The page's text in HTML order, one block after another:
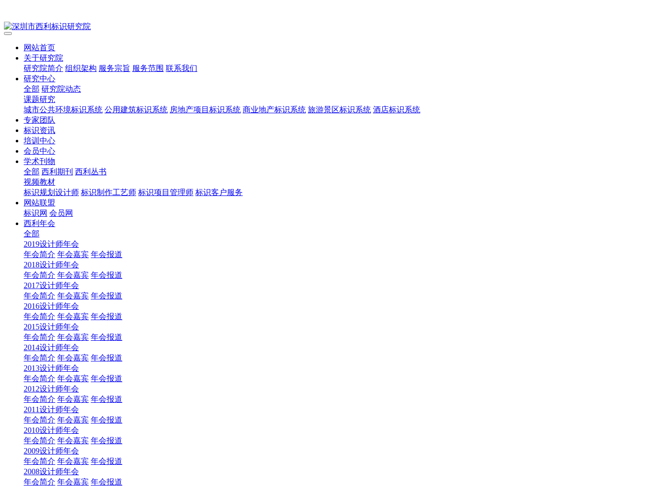
网站首页
关于研究院
研究院简介 组织架构 服务宗旨 服务范围 联系我们
研究中心
全部 研究院动态
课题研究
城市公共环境标识系统 公用建筑标识系统 房地产项目标识系统 商业地产标识系统 旅游景区标识系统 酒店标识系统
专家团队
标识资讯
培训中心
会员中心
学术刊物
全部 西利期刊 西利丛书
视频教材
标识规划设计师 标识制作工艺师 标识项目管理师 标识客户服务
网站联盟
标识网 会员网
西利年会
全部
2019设计师年会
年会简介 年会嘉宾 年会报道
2018设计师年会
年会简介 年会嘉宾 年会报道
2017设计师年会
年会简介 年会嘉宾 年会报道
2016设计师年会
年会简介 年会嘉宾 年会报道
2015设计师年会
年会简介 年会嘉宾 年会报道
2014设计师年会
年会简介 年会嘉宾 年会报道
2013设计师年会
年会简介 年会嘉宾 年会报道
2012设计师年会
年会简介 年会嘉宾 年会报道
2011设计师年会
年会简介 年会嘉宾 年会报道
2010设计师年会
年会简介 年会嘉宾 年会报道
2009设计师年会
年会简介 年会嘉宾 年会报道
2008设计师年会
年会简介 年会嘉宾 年会报道